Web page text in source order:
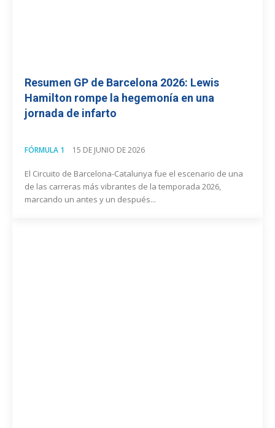
Resumen GP de Barcelona 2026: Lewis
Hamilton rompe la hegemonía en una
jornada de infarto
FÓRMULA 1 15 DE JUNIO DE 2026
El Circuito de Barcelona-Catalunya fue el escenario de una
de las carreras más vibrantes de la temporada 2026,
marcando un antes y un después...